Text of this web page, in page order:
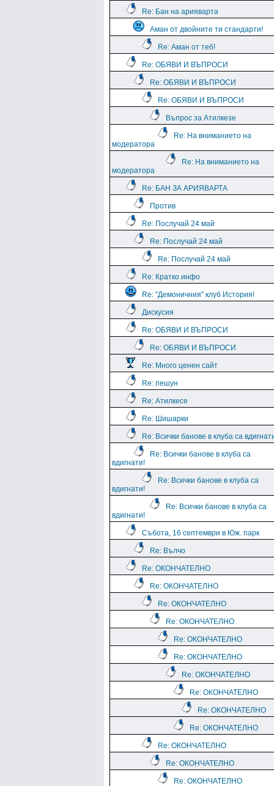
Re: Бан на арияварта
Аман от двойните ти стандарти!
Re: Аман от теб!
Re: ОБЯВИ И ВЪПРОСИ
Re: ОБЯВИ И ВЪПРОСИ
Re: ОБЯВИ И ВЪПРОСИ
Въпрос за Атилкезе
Re: На вниманието на
модератора
Re: На вниманието на
модератора
Re: БАН ЗА АРИЯВАРТА
Против
Re: Послучай 24 май
Re: Послучай 24 май
Re: Послучай 24 май
Re: Кратко инфо
Re: "Демоничния" клуб История!
Дискусия
Re: ОБЯВИ И ВЪПРОСИ
Re: ОБЯВИ И ВЪПРОСИ
Re: Много ценен сайт
Re: пешун
Re: Атилкесе
Re: Шишарки
Re: Всички банове в клуба са
Re: Всички банове в клуба са
вдигнати!
Re: Всички банове в клуба са
вдигнати!
Re: Всички банове в клуба са
вдигнати!
Събота, 16 септември в Юж. парк
Re: Вълчо
Re: ОКОНЧАТЕЛНО
Re: ОКОНЧАТЕЛНО
Re: ОКОНЧАТЕЛНО
Re: ОКОНЧАТЕЛНО
Re: ОКОНЧАТЕЛНО
Re: ОКОНЧАТЕЛНО
Re: ОКОНЧАТЕЛНО
Re: ОКОНЧАТЕЛНО
Re: ОКОНЧАТЕЛНО
Re: ОКОНЧАТЕЛНО
Re: ОКОНЧАТЕЛНО
Re: ОКОНЧАТЕЛНО
Re: ОКОНЧАТЕЛНО